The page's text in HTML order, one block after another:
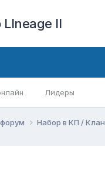
II
Лидеры
Набор в КП / Клан